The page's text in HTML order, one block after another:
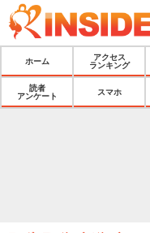
ホーム
アクセス
ランキング
読者
アンケート
スマホ